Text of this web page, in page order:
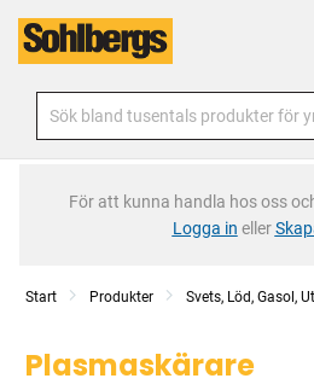
För att kunna handla hos oss
Logga in eller
Start Produkter Svets, Löd, Gasol,
Plasmaskärare